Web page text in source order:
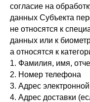
согласие на
данных Субъекта
не относятся к
данных или к
а относятся к
1. Фамилия, имя,
2. Номер телефона
3. Адрес
4. Адрес доставки